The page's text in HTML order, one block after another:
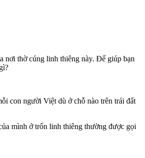
nơi thờ cúng linh thiêng này. Để giúp bạn
con người Việt dù ở chỗ nào trên trái đất
mình ở trốn linh thiêng thường được gọi